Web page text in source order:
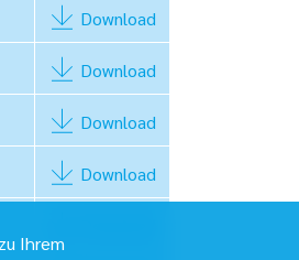
Download
Download
Download
Download
Ihrem